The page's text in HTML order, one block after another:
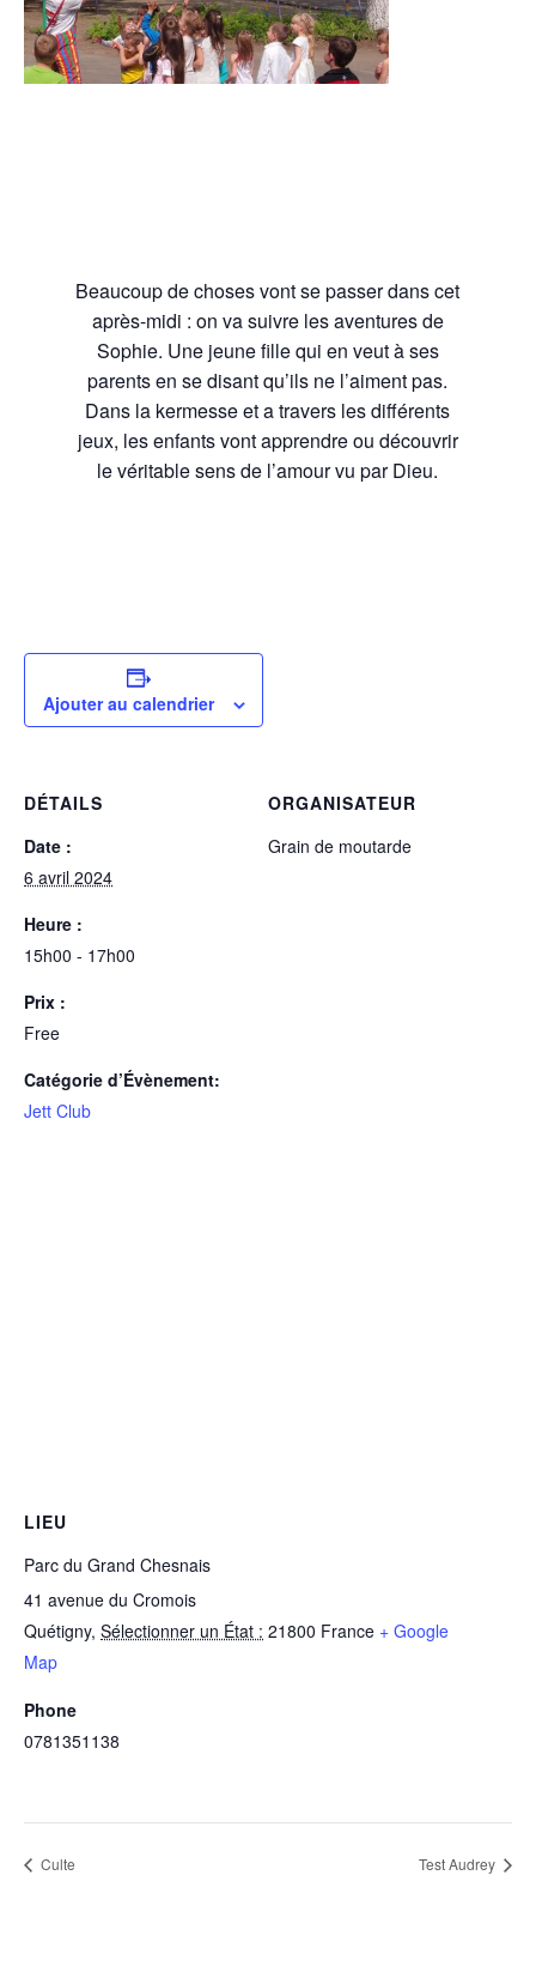
Beaucoup de choses vont se passer dans cet
après-midi : on va suivre les aventures de
Sophie. Une jeune fille qui en veut à ses
parents en se disant qu’ils ne l’aiment pas.
Dans la kermesse et a travers les différents
jeux, les enfants vont apprendre ou découvrir
le véritable sens de l’amour vu par Dieu.
Ajouter au calendrier
DÉTAILS
Date :
6 avril 2024
Heure :
15h00 - 17h00
Prix :
Free
Catégorie d’Évènement:
Jett Club
ORGANISATEUR
Grain de moutarde
LIEU
Parc du Grand Chesnais
41 avenue du Cromois
Quétigny, Sélectionner un État : 21800 France + Google
Map
Phone
0781351138
Culte Test Audrey